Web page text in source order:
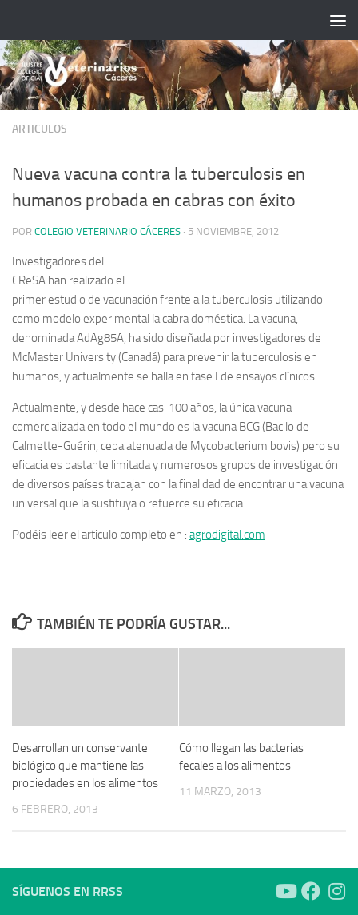
ARTICULOS
Nueva vacuna contra la tuberculosis en
humanos probada en cabras con éxito
POR COLEGIO VETERINARIO CÁCERES · 5 NOVIEMBRE, 2012
Investigadores del
CReSA han realizado el
primer estudio de vacunación frente a la tuberculosis utilizando
como modelo experimental la cabra doméstica. La vacuna,
denominada AdAg85A, ha sido diseñada por investigadores de
McMaster University (Canadá) para prevenir la tuberculosis en
humanos, y actualmente se halla en fase I de ensayos clínicos.
Actualmente, y desde hace casi 100 años, la única vacuna
comercializada en todo el mundo es la vacuna BCG (Bacilo de
Calmette-Guérin, cepa atenuada de Mycobacterium bovis) pero su
eficacia es bastante limitada y numerosos grupos de investigación
de diversos países trabajan con la finalidad de encontrar una vacuna
universal que la sustituya o refuerce su eficacia.
Podéis leer el articulo completo en : agrodigital.com
TAMBIÉN TE PODRÍA GUSTAR...
Desarrollan un conservante
biológico que mantiene las
propiedades en los alimentos
6 FEBRERO, 2013
Cómo llegan las bacterias
fecales a los alimentos
11 MARZO, 2013
SÍGUENOS EN RRSS